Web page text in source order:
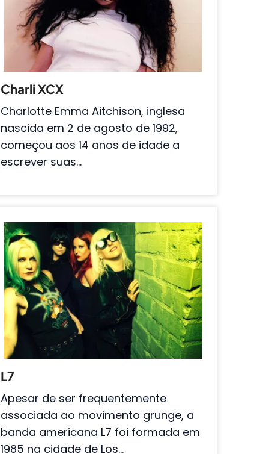
Charli XCX
Charlotte Emma Aitchison, inglesa
nascida em 2 de agosto de 1992,
começou aos 14 anos de idade a
escrever suas…
L7
Apesar de ser frequentemente
associada ao movimento grunge, a
banda americana L7 foi formada em
1985 na cidade de Los…